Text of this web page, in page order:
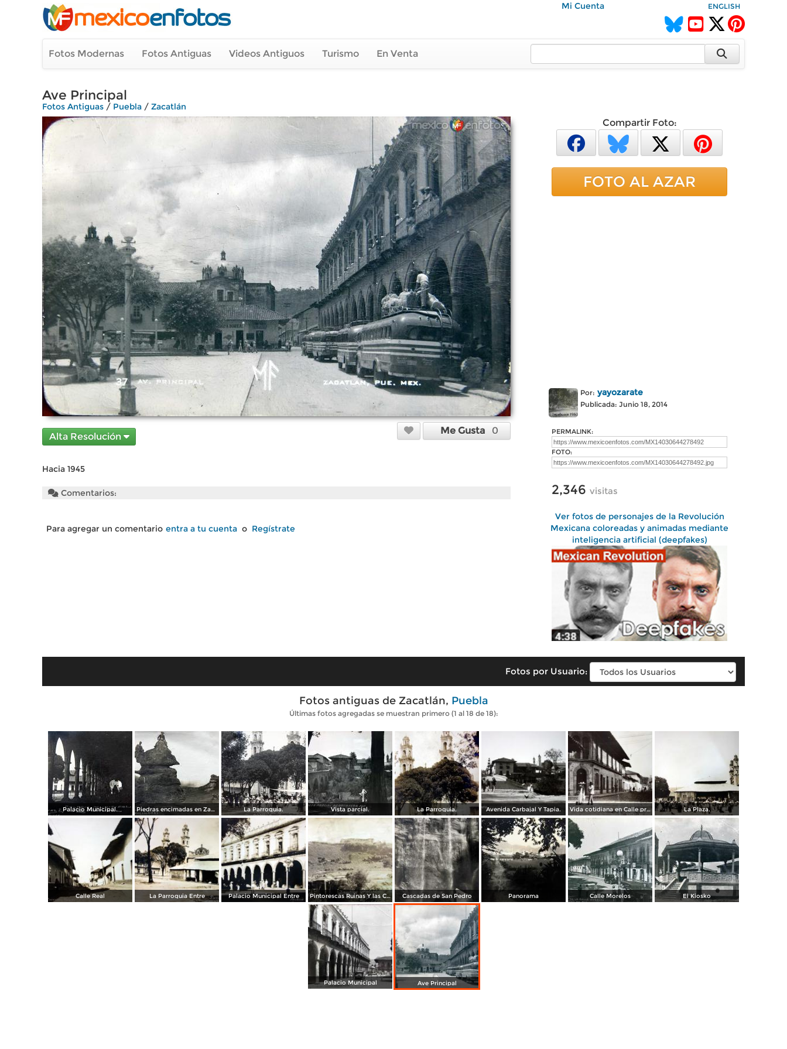
Mi Cuenta ENGLISH
Fotos Modernas Fotos Antiguas Videos Antiguos Turismo En Venta
Ave Principal
Fotos Antiguas / Puebla / Zacatlán
Alta Resolución
Me Gusta 0
Hacia 1945
Comentarios:
Para agregar un comentario entra a tu cuenta o Regístrate
Compartir Foto:
FOTO AL AZAR
Por: yayozarate
Publicada: Junio 18, 2014
PERMALINK:
FOTO:
2,346 visitas
Ver fotos de personajes de la Revolución
Mexicana coloreadas y animadas mediante
inteligencia artificial (deepfakes)
Fotos por Usuario:
Fotos antiguas de Zacatlán, Puebla
Últimas fotos agregadas se muestran primero (1 al 18 de 18):
Palacio Municipal. Piedras encimadas en Zacatlán, Puebla La Parroquia. Vista parcial. La Parroquia. Avenida Carbajal Y Tapia. Vida cotidiana en Calle principal. La Plaza.
Calle Real La Parroquia Entre Palacio Municipal Entre Pintorescas Ruinas Y las Cascadas de San Pedro Cascadas de San Pedro Panorama Calle Morelos El Kiosko
Palacio Municipal Ave Principal